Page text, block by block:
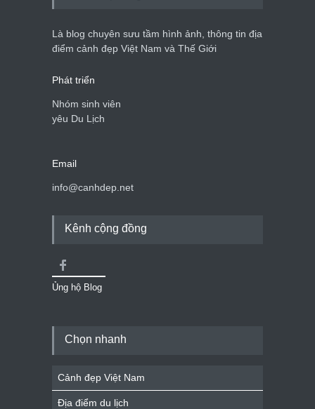
Là blog chuyên sưu tầm hình ảnh, thông tin địa
điểm cảnh đẹp Việt Nam và Thế Giới
Phát triển
Nhóm sinh viên
yêu Du Lịch
Email
info@canhdep.net
Kênh cộng đồng
Ủng hộ Blog
Chọn nhanh
Cảnh đẹp Việt Nam
Địa điểm du lịch